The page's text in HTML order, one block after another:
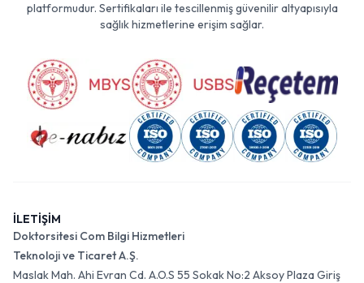
platformudur. Sertifikaları ile tescillenmiş güvenilir altyapısıyla
sağlık hizmetlerine erişim sağlar.
İLETİŞİM
Doktorsitesi Com Bilgi Hizmetleri
Teknoloji ve Ticaret A.Ş.
Maslak Mah. Ahi Evran Cd. A.O.S 55 Sokak No:2 Aksoy Plaza Giriş